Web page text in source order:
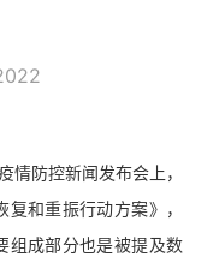
情防控新闻发布会上，
复和重振行动方案》，
组成部分也是被提及数